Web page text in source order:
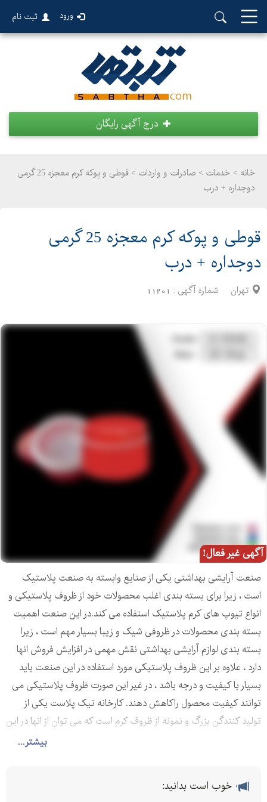
ورود ثبت نام
درج آگهی رایگان
خانه > خدمات >
صادرات و واردات > قوطی و پوکه کرم معجزه 25 گرمی
دوجداره + درب
قوطی و پوکه کرم معجزه 25 گرمی
دوجداره + درب
تهران شماره آگهی : 11201
آگهی غیر فعال!
بیشتر...
صنعت آرایشی بهداشتی یکی از صنایع وابسته به صنعت پلاستیک
است ، زیرا برای بسته بندی اغلب محصولات خود از ظروف پلاستیکی و
انواع تیوپ های کرم پلاستیک استفاده می کند.در این صنعت اهمیت
بسته بندی محصولات در ظروفی شیک و زیبا بسیار مهم است ، زیرا
بسته بندی لوازم آرایشی بهداشتی نقش مهمی در افزایش فروش انها
دارد ، علاوه بر این ظروف پلاستیکی مورد استفاده در این صنعت باید
بسیار با کیفیت و درجه باشد ، در غیر این صورت ظروف پلاستیکی می
توانند کیفیت محصول راکاهش دهند. کارخانه تیک پلاست یکی از
تولید کنندگن بزرگ و نمونه از ظروف کرم است که می توان از انها در این
صنعت استفاده کرد. این کارخانه ظروف کرم را در ظرفیت های مختلفی
یکی از قوطی های کرمی است که به دلیل طراحی شیک و منحصر به فرد
خوب است بدانید: